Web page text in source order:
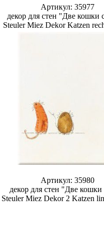
Артикул: 35977
декор для стен "Две кошки
Steuler Miez Dekor Katzen
Артикул: 35980
декор для стен "Две кошки
Steuler Miez Dekor 2 Katzen